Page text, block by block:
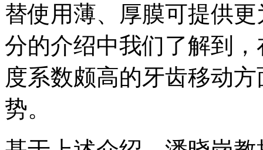
替使用薄、厚膜可提供
分的介绍中我们了解到
度系数颇高的牙齿移动
势。